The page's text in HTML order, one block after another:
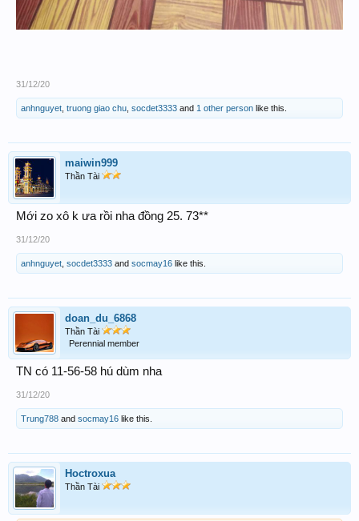
31/12/20
anhnguyet truong giao chu socdet3333 and 1 other person like this.
maiwin999
Thần Tài
Mới zo xô k ưa rồi nha đồng 25. 73**
31/12/20
anhnguyet socdet3333 and socmay16 like this.
doan_du_6868
Thần Tài
Perennial member
TN có 11-56-58 hú dùm nha
31/12/20
Trung788 and socmay16 like this.
Hoctroxua
Thần Tài